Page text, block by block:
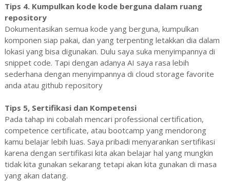
Tips 4. Kumpulkan kode kode berguna dalam ruang
repository
Dokumentasikan semua kode yang berguna, kumpulkan
komponen siap pakai, dan yang terpenting letakkan dia dalam
lokasi yang bisa digunakan. Dulu saya suka menyimpannya di
snippet code. Tapi dengan adanya AI saya rasa lebih
sederhana dengan menyimpannya di cloud storage favorite
anda atau github repository
Tips 5, Sertifikasi dan Kompetensi
Pada tahap ini cobalah mencari professional certification,
competence certificate, atau bootcamp yang mendorong
kamu belajar lebih luas. Saya pribadi menyarankan sertifikasi
karena dengan sertifikasi kita akan belajar hal yang mungkin
tidak kita gunakan sekarang tetapi akan kita gunakan di masa
yang akan datang.